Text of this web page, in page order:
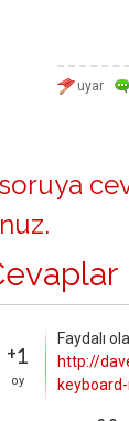
.
+1
oy
Faydalı
http://